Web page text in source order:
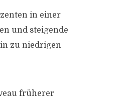
in einer
und steigende
zu niedrigen
früherer